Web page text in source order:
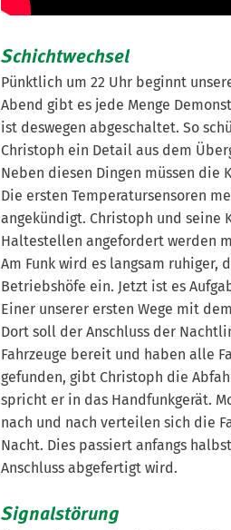
Schichtwechsel
Pünktlich um 22 Uhr beginnt
Abend gibt es jede Menge
ist deswegen abgeschaltet. So
Christoph ein Detail aus dem
Neben diesen Dingen müssen die
Die ersten Temperatursensoren
angekündigt. Christoph und
Haltestellen angefordert werden
Am Funk wird es langsam ruhiger,
Betriebshöfe ein. Jetzt ist es
Einer unserer ersten Wege mit
Dort soll der Anschluss der
Fahrzeuge bereit und haben alle
gefunden, gibt Christoph die
spricht er in das Handfunkgerät.
nach und nach verteilen sich die
Nacht. Dies passiert anfangs
Anschluss abgefertigt wird.
Signalstörung